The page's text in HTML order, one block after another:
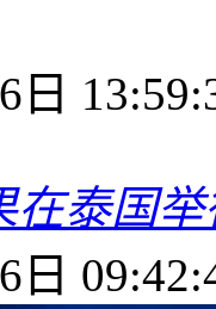
日
在泰国
日